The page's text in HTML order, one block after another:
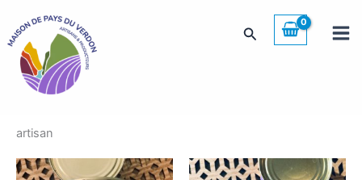
contenu
Rechercher
artisan